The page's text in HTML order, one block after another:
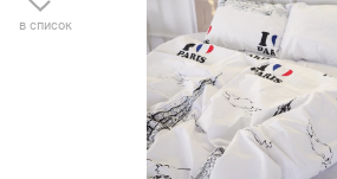
в список